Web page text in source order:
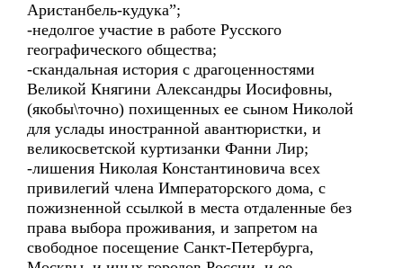
Аристанбель-кудука”;
-недолгое участие в работе Русского
географического общества;
-скандальная история с драгоценностями
Великой Княгини Александры Иосифовны,
(якобы\точно) похищенных ее сыном Николой
для услады иностранной авантюристки, и
великосветской куртизанки Фанни Лир;
-лишения Николая Константиновича всех
привилегий члена Императорского дома, с
пожизненной ссылкой в места отдаленные без
права выбора проживания, и запретом на
свободное посещение Санкт-Петербурга,